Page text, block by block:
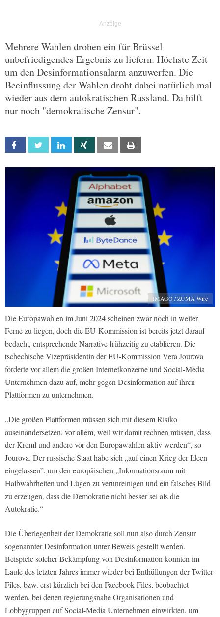
Mehrere Wahlen drohen ein für Brüssel
unbefriedigendes Ergebnis zu liefern. Höchste Zeit
um den Desinformationsalarm anzuwerfen. Die
Beeinflussung der Wahlen droht dabei natürlich mal
wieder aus dem autokratischen Russland. Da hilft
nur noch "demokratische Zensur".
Facebook Twitter Linkedin Xing Email
IMAGO / ZUMA Wire
Die Europawahlen im Juni 2024 scheinen zwar noch in weiter
Ferne zu liegen, doch die EU-Kommission ist bereits jetzt darauf
bedacht, entsprechende Narrative frühzeitig zu etablieren. Die
tschechische Vizepräsidentin der EU-Kommission Vera Jourova
forderte vor allem die großen Internetkonzerne und Social-Media
Unternehmen dazu auf, mehr gegen Desinformation auf ihren
Plattformen zu unternehmen.
„Die großen Plattformen müssen sich mit diesem Risiko
auseinandersetzen, vor allem, weil wir damit rechnen müssen, dass
der Kreml und andere vor den Europawahlen aktiv werden“, so
Jourova. Der russische Staat habe sich „auf einen Krieg der Ideen
eingelassen”, um den europäischen „Informationsraum mit
Halbwahrheiten und Lügen zu verunreinigen und ein falsches Bild
zu erzeugen, dass die Demokratie nicht besser sei als die
Autokratie.“
Die Überlegenheit der Demokratie soll nun also durch Zensur
sogenannter Desinformation unter Beweis gestellt werden.
Beispiele solcher Bekämpfung von Desinformation konnten im
Laufe des letzten Jahres immer wieder bei Enthüllungen der Twitter-
Files, bzw. erst kürzlich bei den Facebook-Files, beobachtet
werden, bei denen regierungsnahe Organisationen und
Lobbygruppen auf Social-Media Unternehmen einwirkten, um